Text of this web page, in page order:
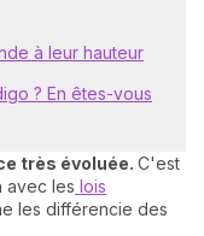
à leur hauteur
? En êtes-vous
très évoluée. C'est
avec les lois
les différencie des